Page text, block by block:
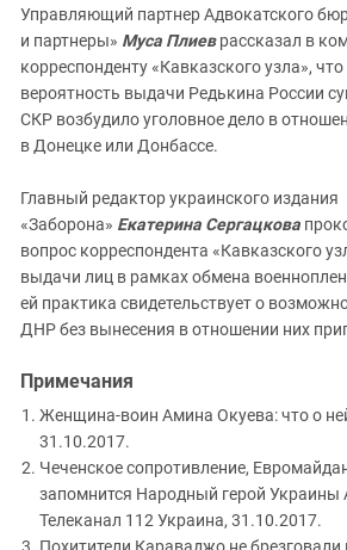
Управляющий партнер Адвокатского
и партнеры» Муса Плиеврассказал в
корреспонденту «Кавказского узла»,
вероятность выдачи Редькина России
СКР возбудило уголовное дело в
в Донецке или Донбассе.
Главный редактор украинского издания
«Заборона» Екатерина Сергацкова
вопрос корреспондента «Кавказского
выдачи лиц в рамках обмена
ей практика свидетельствует о
ДНР без вынесения в отношении них
Примечания
Женщина-воин Амина Окуева: что о
31.10.2017.
Чеченское сопротивление,
запомнится Народный герой
Телеканал 112 Украина, 31.10.2017.